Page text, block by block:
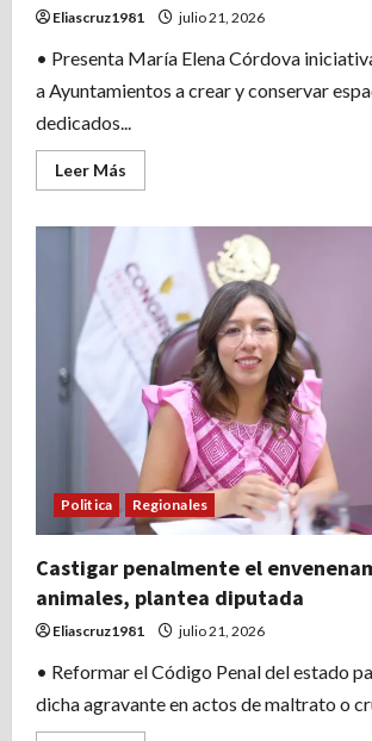
Eliascruz1981 julio 21, 2026
• Presenta María Elena Córdova
a Ayuntamientos a crear y conservar
dedicados...
Leer Más
más
Propone
diputada
espacios
culturales
gratuitos
para
artistas
Politica Regionales
Castigar penalmente el
animales, plantea diputada
Eliascruz1981 julio 21, 2026
• Reformar el Código Penal del estado
dicha agravante en actos de maltrato o